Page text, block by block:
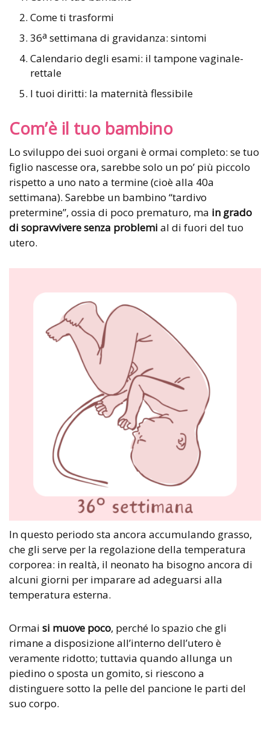
Come ti trasformi
36a settimana di gravidanza: sintomi
Calendario degli esami: il tampone vaginale-
rettale
I tuoi diritti: la maternità flessibile
Com’è il tuo bambino
Lo sviluppo dei suoi organi è ormai completo: se tuo
figlio nascesse ora, sarebbe solo un po’ più piccolo
rispetto a uno nato a termine (cioè alla 40a
settimana). Sarebbe un bambino “tardivo
pretermine”, ossia di poco prematuro, ma in grado
di sopravvivere senza problemi al di fuori del tuo
utero.
In questo periodo sta ancora accumulando grasso,
che gli serve per la regolazione della temperatura
corporea: in realtà, il neonato ha bisogno ancora di
alcuni giorni per imparare ad adeguarsi alla
temperatura esterna.
Ormai si muove poco, perché lo spazio che gli
rimane a disposizione all’interno dell’utero è
veramente ridotto; tuttavia quando allunga un
piedino o sposta un gomito, si riescono a
distinguere sotto la pelle del pancione le parti del
suo corpo.